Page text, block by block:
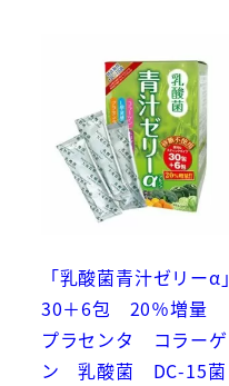
「乳酸菌青汁ゼリーα」
30＋6包 20％増量
プラセンタ コラーゲ
ン 乳酸菌 DC-15菌